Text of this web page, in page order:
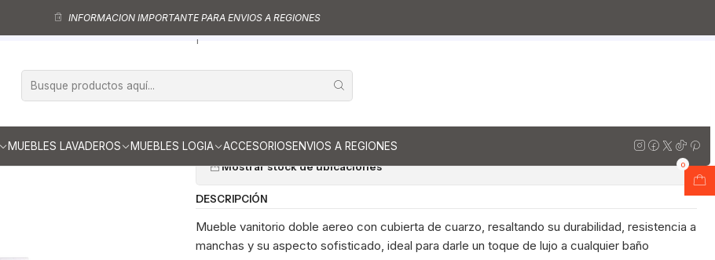
MUEBLES LAVADEROS MUEBLES LOGIA ACCESORIOSENVIOS A REGIONES
0
INFORMACION IMPORTANTE PARA ENVIOS A REGIONES
Muebles vanitorios aereo doble Mueble vanitorios aereo - Doble de cuarzo
Mueble vanitorio Doble Aéreo de 150 cm / M2-1523 -DA / Alaska
|
M2-1523 -DA / Alaska
Cantidad
Mostrar stock de ubicaciones
DESCRIPCIÓN
Mueble vanitorio doble aereo con cubierta de cuarzo, resaltando su durabilidad, resistencia a
manchas y su aspecto sofisticado, ideal para darle un toque de lujo a cualquier baño